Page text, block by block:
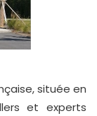
située en
et experts